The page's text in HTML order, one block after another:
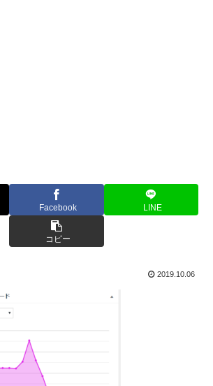
Facebook LINE
コピー
2019.10.06